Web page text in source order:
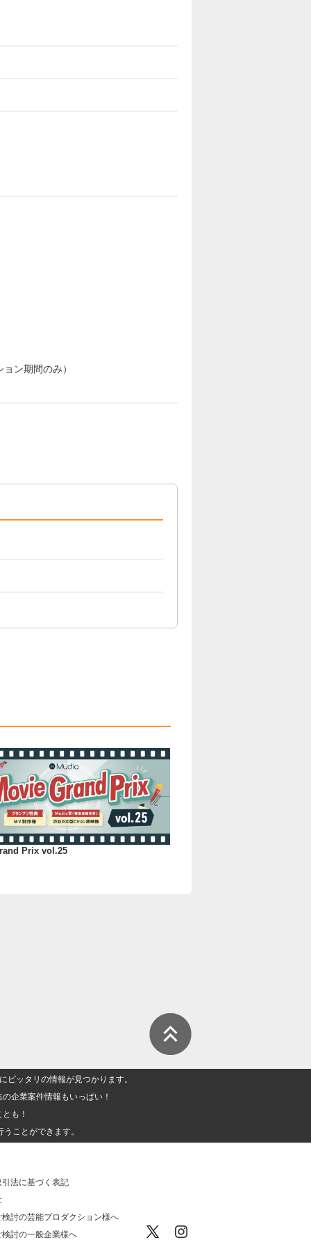
ン期間のみ）
Prix vol.25
ッタリの情報が見つかります。
企業案件情報もいっぱい！
も！
ことができます。
法に基づく表記
討の芸能プロダクション様へ
討の一般企業様へ